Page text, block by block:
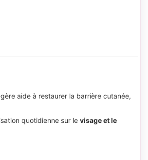
aide à restaurer la barrière cutanée,
quotidienne sur le visage et le